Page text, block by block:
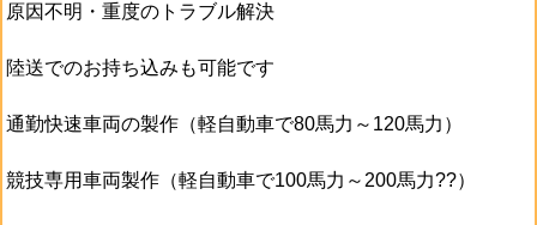
原因不明・重度のトラブル解決
陸送でのお持ち込みも可能です
通勤快速車両の製作（軽自動車で80馬力～120馬力）
競技専用車両製作（軽自動車で100馬力～200馬力??）